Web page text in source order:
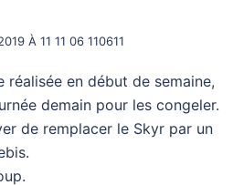
À 11 11 06 110611
réalisée en début de semaine,
demain pour les congeler.
de remplacer le Skyr par un